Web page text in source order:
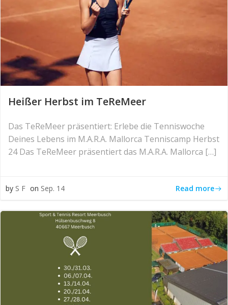
Heißer Herbst im TeReMeer
Das TeReMeer präsentiert: Erlebe die Tenniswoche
Deines Lebens im M.A.R.A. Mallorca Tenniscamp Herbst
24 Das TeReMeer präsentiert das M.A.R.A. Mallorca […]
by S F on Sep. 14 Read more